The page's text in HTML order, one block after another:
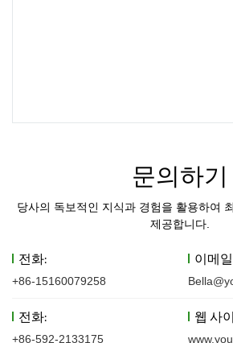
문의하기
당사의 독보적인 지식과 경험을 활용하여
제공합니다.
전화:
+86-15160079258
이메
전화:
+86-592-2133175
웹 사